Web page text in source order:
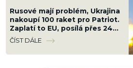
Rusové mají problém, Ukrajina
nakoupí 100 raket pro Patriot.
Zaplatí to EU, posílá přes 24
miliard Kč
ČÍST DÁLE